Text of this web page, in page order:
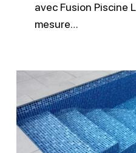
avec Fusion Piscine
mesure…
Revêtement
piscine
RT4000
AQ